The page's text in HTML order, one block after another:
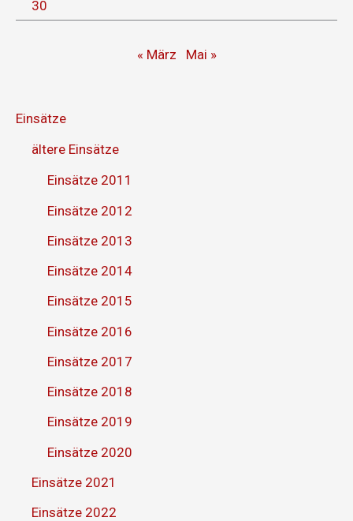
30
« März Mai »
Einsätze
ältere Einsätze
Einsätze 2011
Einsätze 2012
Einsätze 2013
Einsätze 2014
Einsätze 2015
Einsätze 2016
Einsätze 2017
Einsätze 2018
Einsätze 2019
Einsätze 2020
Einsätze 2021
Einsätze 2022